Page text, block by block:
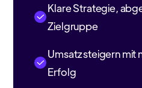
Klare Strategie,
Zielgruppe
Umsatz steigern mit
Erfolg